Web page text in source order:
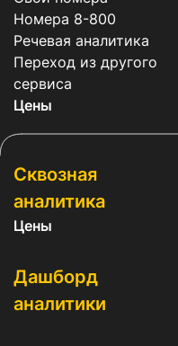
Номера 8-800
Речевая аналитика
Переход из другого
сервиса
Цены
Сквозная
аналитика
Цены
Дашборд
аналитики